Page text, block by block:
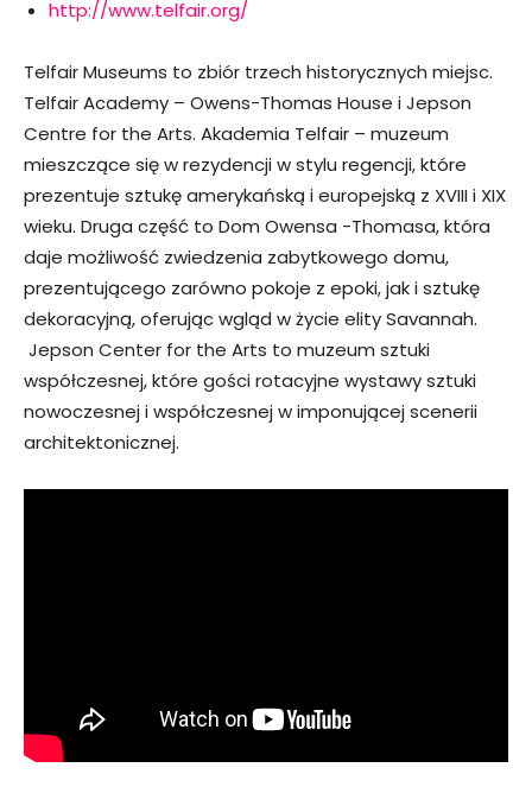
http://www.telfair.org/
Telfair Museums to zbiór trzech historycznych miejsc.
Telfair Academy – Owens-Thomas House i Jepson
Centre for the Arts. Akademia Telfair – muzeum
mieszczące się w rezydencji w stylu regencji, które
prezentuje sztukę amerykańską i europejską z XVIII i XIX
wieku. Druga część to Dom Owensa -Thomasa, która
daje możliwość zwiedzenia zabytkowego domu,
prezentującego zarówno pokoje z epoki, jak i sztukę
dekoracyjną, oferując wgląd w życie elity Savannah.
Jepson Center for the Arts to muzeum sztuki
współczesnej, które gości rotacyjne wystawy sztuki
nowoczesnej i współczesnej w imponującej scenerii
architektonicznej.